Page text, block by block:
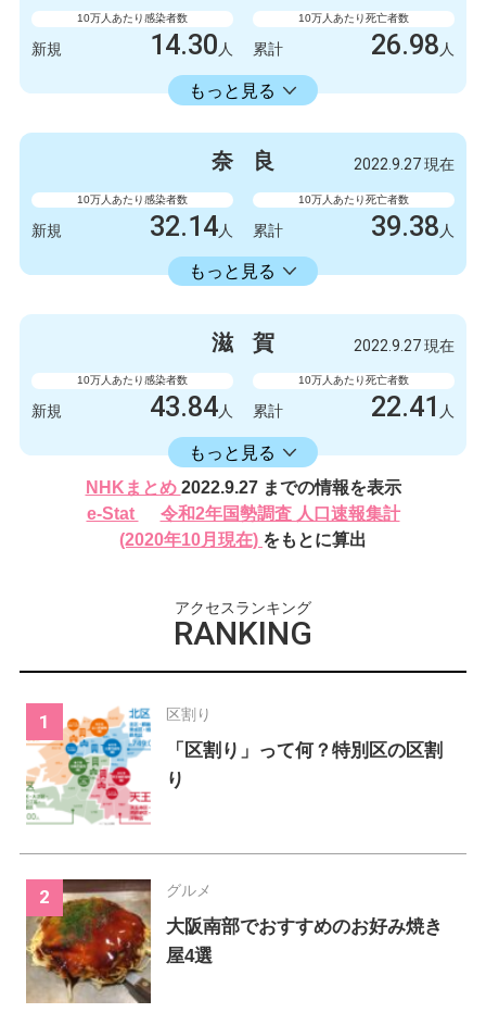
10万人あたり感染者数
新規 14.30 人
10万人あたり死亡者数
累計 26.98 人
もっと見る
14336.11人
132人 新規
249
奈 良 2022.9.27 現在
10万人あたり感染者数
新規 32.14 人
10万人あたり死亡者数
累計 39.38 人
もっと見る
16582.30人
426人 新規
219788 522
滋 賀 2022.9.27 現在
10万人あたり感染者数
新規 43.84人
10万人あたり死亡者数
累計 22.41 人
もっと見る
16406.17人
感染者数
620人
死亡者数
新規
232024人 累計
NHKまとめ 2022.9.27 までの情報を表示
e-Stat
令和2年国勢調査 人口速報集計
(2020年10月現在) をもとに算出
アクセスランキング
RANKING
区割り
「区割り」って何？特別区の区割
り
グルメ
大阪南部でおすすめのお好み焼き
屋4選